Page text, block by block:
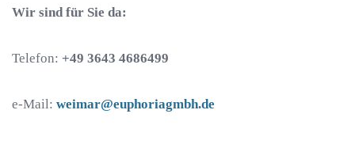
Wir sind für Sie da:
Telefon: +49 3643 4686499
e-Mail: weimar@euphoriagmbh.de